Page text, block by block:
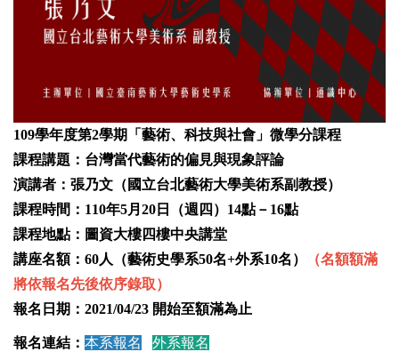
109學年度第2學期「藝術、科技與社會」微學分課程
課程講題：台灣當代藝術的偏見與現象評論
演講者：張乃文（國立台北藝術大學美術系副教授）
課程時間：110年5月20日（週四）14點－16點
課程地點：圖資大樓四樓中央講堂
講座名額：60人（藝術史學系50名+外系10名）
（名額額滿
將依報名先後依序錄取）
報名日期：2021/04/23 開始至額滿為止
報名連結： 本系報名 外系報名